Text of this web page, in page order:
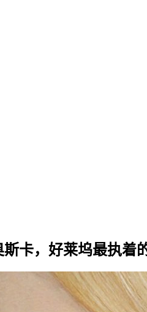
卡，好莱坞最执着